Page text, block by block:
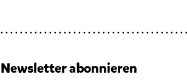
Newsletter abonnieren